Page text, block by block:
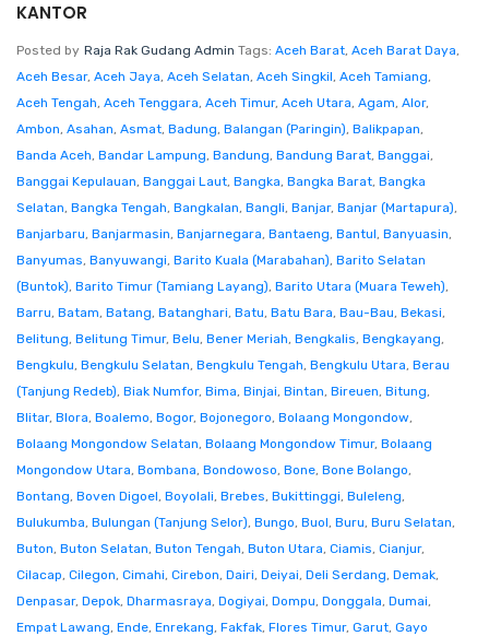
KANTOR
Posted by Raja Rak Gudang Admin Tags: Aceh Barat, Aceh Barat Daya,
Aceh Besar, Aceh Jaya, Aceh Selatan, Aceh Singkil, Aceh Tamiang,
Aceh Tengah, Aceh Tenggara, Aceh Timur, Aceh Utara, Agam, Alor,
Ambon, Asahan, Asmat, Badung, Balangan (Paringin), Balikpapan,
Banda Aceh, Bandar Lampung, Bandung, Bandung Barat, Banggai,
Banggai Kepulauan, Banggai Laut, Bangka, Bangka Barat, Bangka
Selatan, Bangka Tengah, Bangkalan, Bangli, Banjar, Banjar (Martapura),
Banjarbaru, Banjarmasin, Banjarnegara, Bantaeng, Bantul, Banyuasin,
Banyumas, Banyuwangi, Barito Kuala (Marabahan), Barito Selatan
(Buntok), Barito Timur (Tamiang Layang), Barito Utara (Muara Teweh),
Barru, Batam, Batang, Batanghari, Batu, Batu Bara, Bau-Bau, Bekasi,
Belitung, Belitung Timur, Belu, Bener Meriah, Bengkalis, Bengkayang,
Bengkulu, Bengkulu Selatan, Bengkulu Tengah, Bengkulu Utara, Berau
(Tanjung Redeb), Biak Numfor, Bima, Binjai, Bintan, Bireuen, Bitung,
Blitar, Blora, Boalemo, Bogor, Bojonegoro, Bolaang Mongondow,
Bolaang Mongondow Selatan, Bolaang Mongondow Timur, Bolaang
Mongondow Utara, Bombana, Bondowoso, Bone, Bone Bolango,
Bontang, Boven Digoel, Boyolali, Brebes, Bukittinggi, Buleleng,
Bulukumba, Bulungan (Tanjung Selor), Bungo, Buol, Buru, Buru Selatan,
Buton, Buton Selatan, Buton Tengah, Buton Utara, Ciamis, Cianjur,
Cilacap, Cilegon, Cimahi, Cirebon, Dairi, Deiyai, Deli Serdang, Demak,
Denpasar, Depok, Dharmasraya, Dogiyai, Dompu, Donggala, Dumai,
Empat Lawang, Ende, Enrekang, Fakfak, Flores Timur, Garut, Gayo